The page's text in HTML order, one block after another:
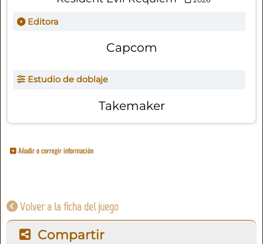
Editora
Capcom
Estudio de doblaje
Takemaker
Añadir o corregir información
Volver a la ficha del juego
Compartir